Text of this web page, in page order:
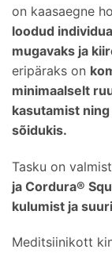
on kaasaegne
loodud
mugavaks ja
eripäraks on
minimaalselt
kasutamist
sõidukis.
Tasku on
ja Cordura®
kulumist ja
Meditsiinikott